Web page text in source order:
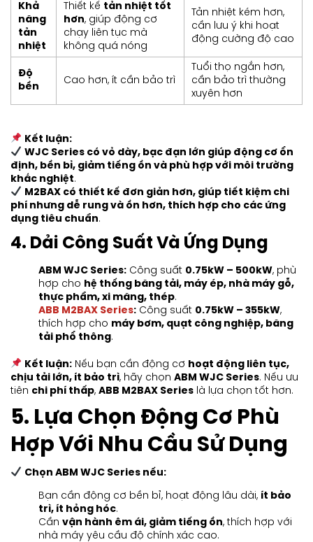
Khả
năng
tản
nhiệt
Thiết kế tản nhiệt tốt
hơn, giúp động cơ
chạy liên tục mà
không quá nóng
Tản nhiệt kém hơn,
cần lưu ý khi hoạt
động cường độ cao
Độ
bền
Cao hơn, ít cần bảo trì
Tuổi thọ ngắn hơn,
cần bảo trì thường
xuyên hơn
Kết luận:
WJC Series có vỏ dày, bạc đạn lớn giúp động cơ ổn
định, bền bỉ, giảm tiếng ồn và phù hợp với môi trường
khắc nghiệt.
M2BAX có thiết kế đơn giản hơn, giúp tiết kiệm chi
phí nhưng dễ rung và ồn hơn, thích hợp cho các ứng
dụng tiêu chuẩn.
4. Dải Công Suất Và Ứng Dụng
ABM WJC Series: Công suất 0.75kW – 500kW, phù
hợp cho hệ thống băng tải, máy ép, nhà máy gỗ,
thực phẩm, xi măng, thép.
ABB M2BAX Series: Công suất 0.75kW – 355kW,
thích hợp cho máy bơm, quạt công nghiệp, băng
tải phổ thông.
Kết luận:Nếu bạn cần động cơ hoạt động liên tục,
chịu tải lớn, ít bảo trì, hãy chọn ABM WJC Series. Nếu ưu
tiên chi phí thấp, ABB M2BAX Series là lựa chọn tốt hơn.
5. Lựa Chọn Động Cơ Phù
Hợp Với Nhu Cầu Sử Dụng
Chọn ABM WJC Series nếu:
Bạn cần động cơ bền bỉ, hoạt động lâu dài, ít bảo
trì, ít hỏng hóc.
Cần vận hành êm ái, giảm tiếng ồn, thích hợp với
nhà máy yêu cầu độ chính xác cao.